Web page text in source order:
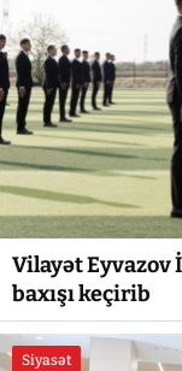
Vilayət Eyvazov
baxışı keçirib
Siyasət